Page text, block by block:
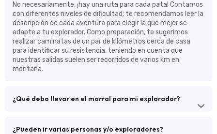
No necesariamente, ¡hay una ruta para cada pata! Contamos
con diferentes niveles de dificultad; te recomendamos leer la
descripción de cada aventura para elegir la que mejor se
adapte a tu explorador. Como preparación, te sugerimos
realizar caminatas de un par de kilómetros cerca de casa
para identificar su resistencia, teniendo en cuenta que
nuestras salidas suelen ser recorridos de varios km en
montaña.
¿Qué debo llevar en el morral para mi explorador?
¿Pueden ir varias personas y/o exploradores?